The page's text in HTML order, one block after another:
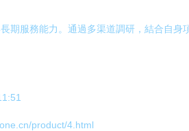
服務能力。通過多渠道調研，結合自身
product/4.html